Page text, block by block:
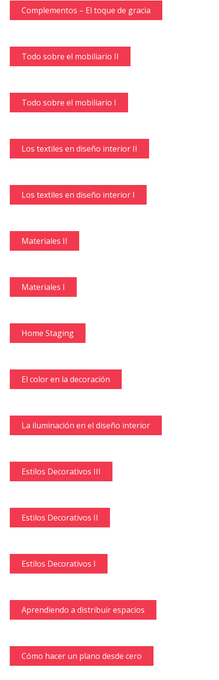
Complementos – El toque de gracia
Todo sobre el mobiliario II
Todo sobre el mobiliario I
Los textiles en diseño interior II
Los textiles en diseño interior I
Materiales II
Materiales I
Home Staging
El color en la decoración
La iluminación en el diseño interior
Estilos Decorativos III
Estilos Decorativos II
Estilos Decorativos I
Aprendiendo a distribuir espacios
Cómo hacer un plano desde cero